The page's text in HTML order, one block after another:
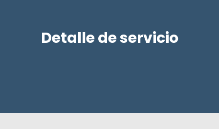
Detalle de servicio